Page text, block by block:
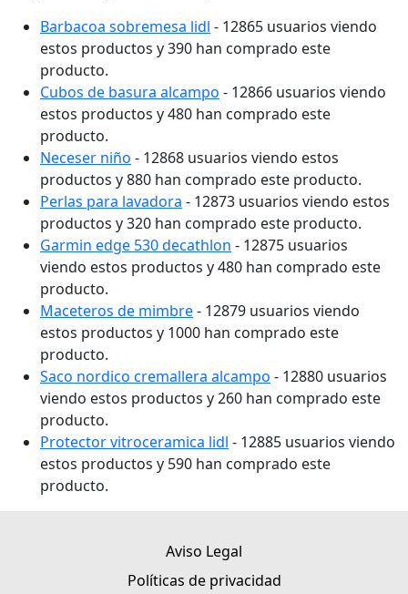
Barbacoa sobremesa lidl - 12865 usuarios viendo
estos productos y 390 han comprado este
producto.
Cubos de basura alcampo - 12866 usuarios viendo
estos productos y 480 han comprado este
producto.
Neceser niño - 12868 usuarios viendo estos
productos y 880 han comprado este producto.
Perlas para lavadora - 12873 usuarios viendo estos
productos y 320 han comprado este producto.
Garmin edge 530 decathlon - 12875 usuarios
viendo estos productos y 480 han comprado este
producto.
Maceteros de mimbre- 12879 usuarios viendo
estos productos y 1000 han comprado este
producto.
Saco nordico cremallera alcampo - 12880 usuarios
viendo estos productos y 260 han comprado este
producto.
Protector vitroceramica lidl - 12885 usuarios viendo
estos productos y 590 han comprado este
producto.
Aviso Legal
Políticas de privacidad